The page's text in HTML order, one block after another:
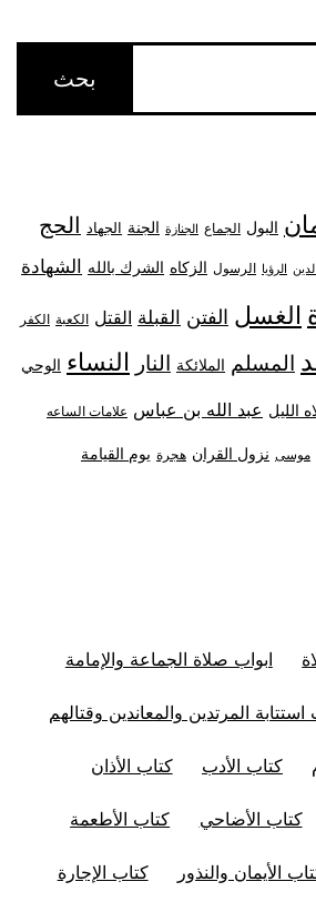
البول الجماع الجنازة الجنة الجهاد الحج
الدين الرؤيا الرسول الزكاه الشرك بالله الشهادة
الغسل الفتن القبلة القتل الكعبة الكفر
المسلم الملائكة النار النساء الوحي
الليل عبد الله بن عباس علامات الساعه
موسى نزول القران هجرة يوم القيامة
ابواب صلاة الجماعة والإمامة
المرتدين والمعاندين وقتالهم
كتاب الأدب كتاب الأذان
كتاب الأضاحي كتاب الأطعمة
الأيمان والنذور كتاب الإجارة